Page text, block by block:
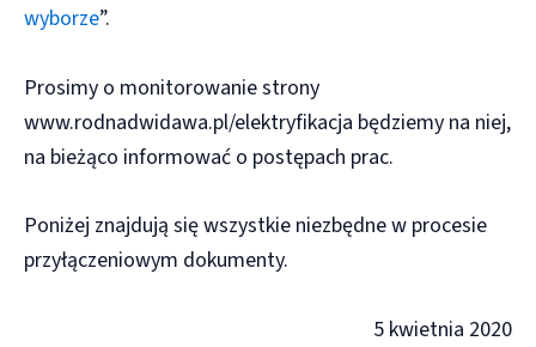
wyborze”.
Prosimy o monitorowanie strony
www.rodnadwidawa.pl/elektryfikacja będziemy na niej,
na bieżąco informować o postępach prac.
Poniżej znajdują się wszystkie niezbędne w procesie
przyłączeniowym dokumenty.
5 kwietnia 2020